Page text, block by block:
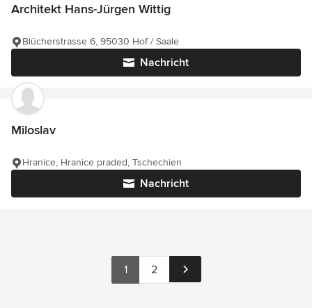
Architekt Hans-Jürgen Wittig
Nachricht
Blücherstrasse 6, 95030 Hof / Saale
Miloslav
Nachricht
Hranice, Hranice praded, Tschechien
1 2